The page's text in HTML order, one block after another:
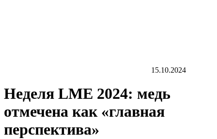
15.10.2024
Неделя LME 2024: медь
отмечена как «главная
перспектива»